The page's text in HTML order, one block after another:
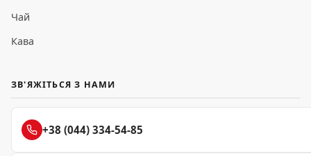
Чай
Кава
ЗВ'ЯЖІТЬСЯ З НАМИ
+38 (044) 334-54-85